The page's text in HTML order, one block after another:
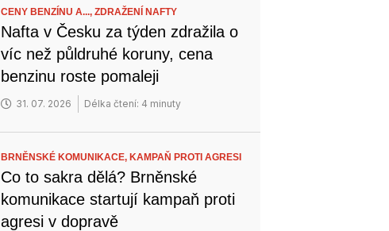
CENY BENZÍNU A...,ZDRAŽENÍ NAFTY
Nafta v Česku za týden zdražila o
víc než půldruhé koruny, cena
benzinu roste pomaleji
31. 07. 2026 Délka čtení: 4 minuty
BRNĚNSKÉ KOMUNIKACE,KAMPAŇ PROTI AGRESI
Co to sakra dělá? Brněnské
komunikace startují kampaň proti
agresi v dopravě